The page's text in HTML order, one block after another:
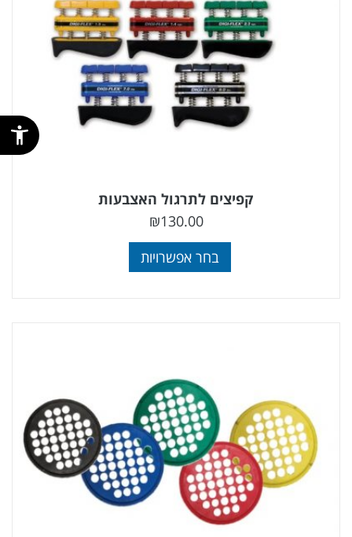
קפיצים לתרגול האצבעות
₪130.00
בחר אפשרויות